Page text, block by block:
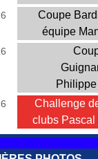
Coupe
équipe
Philippe
Challenge
clubs Pascal